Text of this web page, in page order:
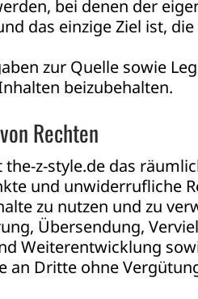
bei denen der
das einzige Ziel ist,
zur Quelle sowie
beizubehalten.
Rechten
z-style.de das
und unwiderrufliche
zu nutzen und zu
Übersendung,
Weiterentwicklung
an Dritte ohne